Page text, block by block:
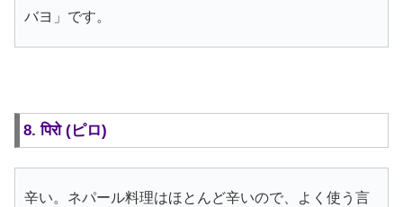
バヨ」です。
8. पिरो (ピロ)
辛い。ネパール料理はほとんど辛いので、よく使う言